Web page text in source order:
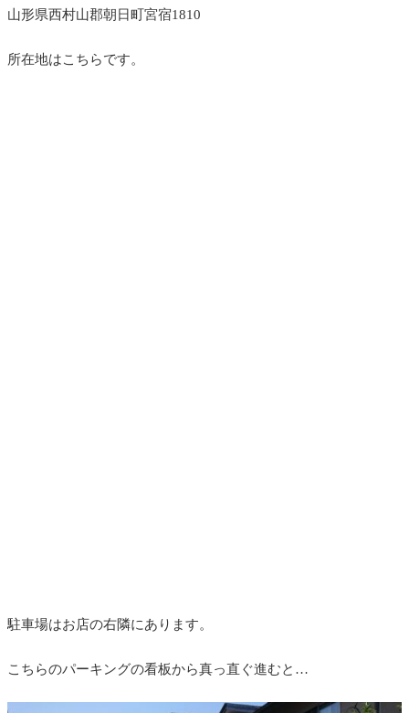
山形県西村山郡朝日町宮宿1810
所在地はこちらです。
駐車場はお店の右隣にあります。
こちらのパーキングの看板から真っ直ぐ進むと…